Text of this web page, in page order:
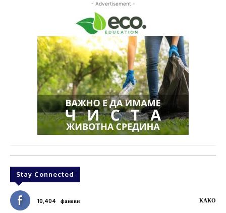
- Advertisement -
Stay Connected
10,404 фанови КАКО